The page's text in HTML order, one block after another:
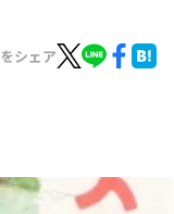
シェア